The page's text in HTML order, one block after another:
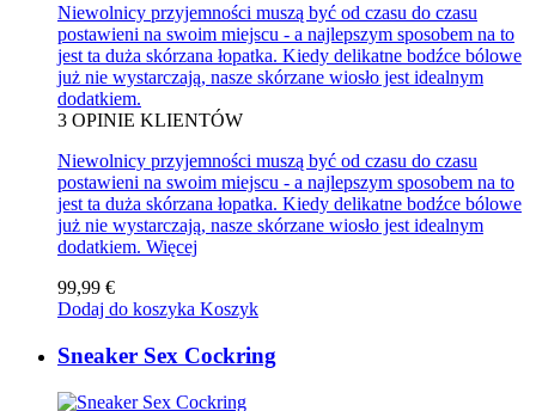
Niewolnicy przyjemności muszą być od czasu do czasu
postawieni na swoim miejscu - a najlepszym sposobem na to
jest ta duża skórzana łopatka. Kiedy delikatne bodźce bólowe
już nie wystarczają, nasze skórzane wiosło jest idealnym
dodatkiem.
3 OPINIE KLIENTÓW
Niewolnicy przyjemności muszą być od czasu do czasu
postawieni na swoim miejscu - a najlepszym sposobem na to
jest ta duża skórzana łopatka. Kiedy delikatne bodźce bólowe
już nie wystarczają, nasze skórzane wiosło jest idealnym
dodatkiem. Więcej
99,99 €
Dodaj do koszyka Koszyk
Sneaker Sex Cockring